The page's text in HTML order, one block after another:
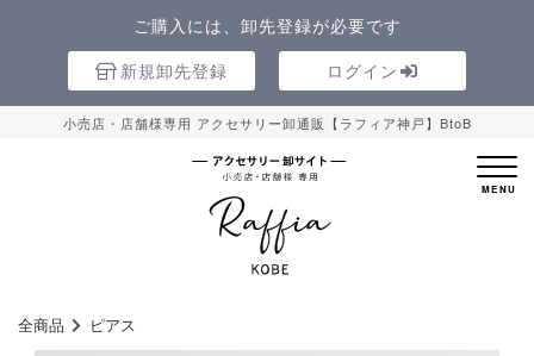
ご購入には、卸先登録が必要です
新規卸先登録
ログイン
小売店・店舗様専用 アクセサリー卸通販【ラフィア神戸】BtoB
全商品 ピアス